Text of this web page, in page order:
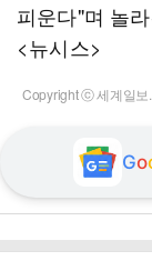
피운다"며 놀
<뉴시스>
Copyright ⓒ 세계일보
Go